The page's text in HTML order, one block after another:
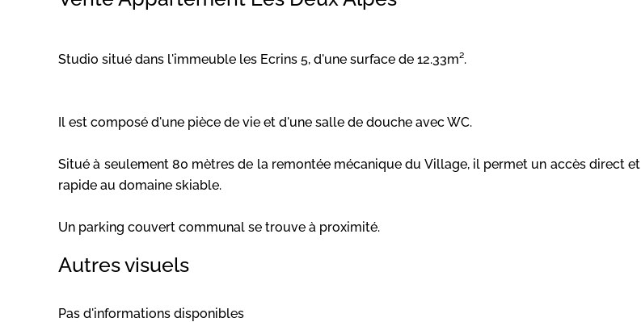
Studio situé dans l'immeuble les Ecrins 5, d'une surface de 12.33m².
Il est composé d'une pièce de vie et d'une salle de douche avec WC.
Situé à seulement 80 mètres de la remontée mécanique du Village, il permet un accès direct et
rapide au domaine skiable.
Un parking couvert communal se trouve à proximité.
Autres visuels
Pas d'informations disponibles